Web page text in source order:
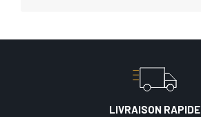
LIVRAISON RAPIDE